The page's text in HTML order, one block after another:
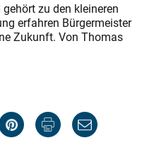
zu den kleineren
erfahren Bürgermeister
Zukunft. Von Thomas